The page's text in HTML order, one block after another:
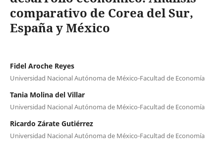
comparativo de Corea del Sur,
España y México
Fidel Aroche Reyes
Universidad Nacional Autónoma de México-Facultad de Economía
Tania Molina del Villar
Universidad Nacional Autónoma de México-Facultad de Economía
Ricardo Zárate Gutiérrez
Universidad Nacional Autónoma de México-Facultad de Economía